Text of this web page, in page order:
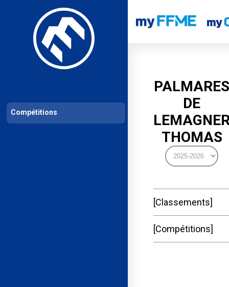
Les compétitions Calendrier de compétitions Classements
PALMARES
DE
THOMAS
Classements
Compétitions
Compétitions